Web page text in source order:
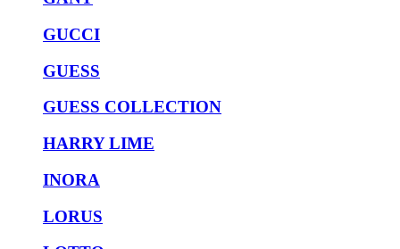
GUCCI
GUESS
GUESS COLLECTION
HARRY LIME
INORA
LORUS